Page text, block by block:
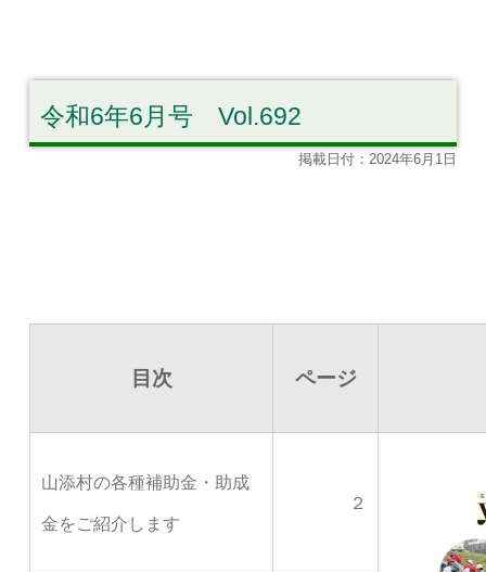
令和6年6月号 Vol.692
掲載日付：2024年6月1日
目次 ページ
山添村の各種補助金・助成
金をご紹介します
２